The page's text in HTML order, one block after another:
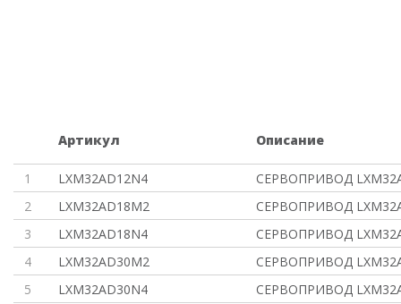
Артикул Описание
1 LXM32AD12N4
СЕРВОПРИВОД LXM32A
2
LXM32AD18M2
СЕРВОПРИВОД LXM32A
3
LXM32AD18N4
СЕРВОПРИВОД LXM32A
4
LXM32AD30M2
СЕРВОПРИВОД LXM32A
5
LXM32AD30N4
СЕРВОПРИВОД LXM32A